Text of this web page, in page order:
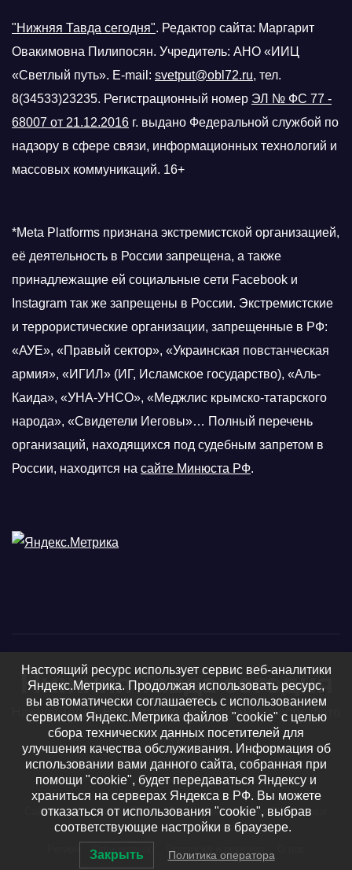
"Нижняя Тавда сегодня". Редактор сайта: Маргарит
Овакимовна Пилипосян. Учредитель: АНО «ИИЦ
«Светлый путь». E-mail: svetput@obl72.ru, тел.
8(34533)23235. Регистрационный номер ЭЛ № ФС 77 -
68007 от 21.12.2016 г. выдано Федеральной службой по
надзору в сфере связи, информационных технологий и
массовых коммуникаций. 16+
*Meta Platforms признана экстремистской организацией,
её деятельность в России запрещена, а также
принадлежащие ей социальные сети Facebook и
Instagram так же запрещены в России. Экстремистские
и террористические организации, запрещенные в РФ:
«АУЕ», «Правый сектор», «Украинская повстанческая
армия», «ИГИЛ» (ИГ, Исламское государство), «Аль-
Каида», «УНА-УНСО», «Меджлис крымско-татарского
народа», «Свидетели Иеговы»… Полный перечень
организаций, находящихся под судебным запретом в
России, находится на сайте Минюста РФ.
Нижняя Тавда сегодня
Нижняя Тавда, Нижнетавдинский район - новости, фото
и видео
Сайт работает на WordPress|Тема: Newsup, авторThemeansar
Официально Подписка и реклама
Настоящий ресурс использует сервис веб-аналитики
Яндекс.Метрика. Продолжая использовать ресурс,
вы автоматически соглашаетесь с использованием
сервисом Яндекс.Метрика файлов "cookie" с целью
сбора технических данных посетителей для
улучшения качества обслуживания. Информация об
использовании вами данного сайта, собранная при
помощи "cookie", будет передаваться Яндексу и
храниться на серверах Яндекса в РФ. Вы можете
отказаться от использования "cookie", выбрав
соответствующие настройки в браузере.
Закрыть Политика оператора